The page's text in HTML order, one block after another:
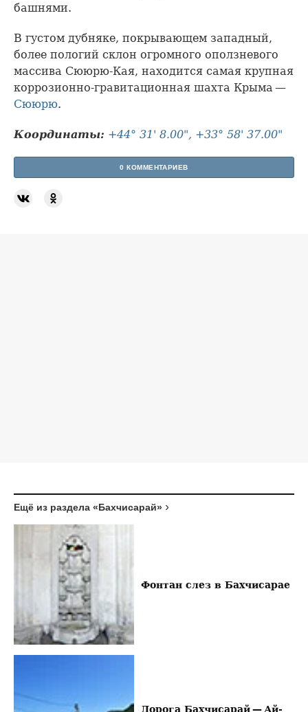
башнями.
В густом дубняке, покрывающем западный,
более пологий склон огромного оползневого
массива Сююрю-Кая, находится самая крупная
коррозионно-гравитационная шахта Крыма —
Сююрю.
Координаты: +44° 31' 8.00", +33° 58' 37.00"
0 КОММЕНТАРИЕВ
Ещё из раздела «Бахчисарай»
Фонтан слез в Бахчисарае
Дорога Бахчисарай — Ай-